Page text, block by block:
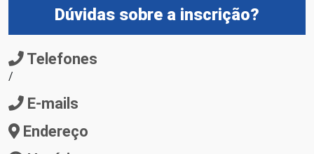
Dúvidas sobre a inscrição?
Telefones
/
E-mails
Endereço